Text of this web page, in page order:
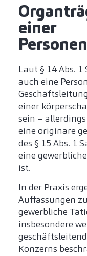
einer
Laut § 14 Abs. 1
auch eine
einer
sein –
eine originäre
des § 15 Abs. 1
eine
ist.
In der Praxis
Auffassungen
gewerbliche
insbesondere
Konzerns